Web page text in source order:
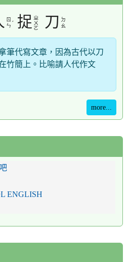
ㄖ
ㄣ ˊ 捉 ㄓ
ㄨ
ㄛ
刀 ㄉ
ㄠ
筆代寫文章，因為古代以刀
竹簡上。比喻請人代作文
more...